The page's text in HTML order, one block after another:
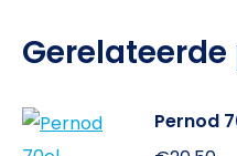
Pernod